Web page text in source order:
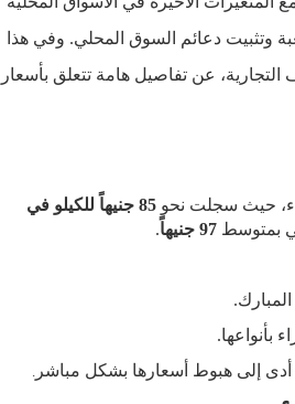
وتثبيت دعائم السوق المحلي. وفي هذا
التجارية، عن تفاصيل هامة تتعلق بأسعار
حيث سجلت نحو
85 جنيهاً للكيلو في
97 جنيهاً
.
بأنواعها.
أدى إلى هبوط أسعارها بشكل مباشر .